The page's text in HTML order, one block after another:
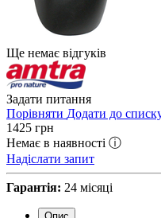
Ще немає відгуків
Задати питання
Порівняти Додати до
1425 грн
Немає в наявності ⓘ
Надіслати запит
Гарантія: 24 місяці